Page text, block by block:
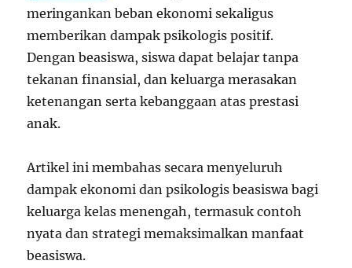
meringankan beban ekonomi sekaligus
memberikan dampak psikologis positif.
Dengan beasiswa, siswa dapat belajar tanpa
tekanan finansial, dan keluarga merasakan
ketenangan serta kebanggaan atas prestasi
anak.
Artikel ini membahas secara menyeluruh
dampak ekonomi dan psikologis beasiswa bagi
keluarga kelas menengah, termasuk contoh
nyata dan strategi memaksimalkan manfaat
beasiswa.